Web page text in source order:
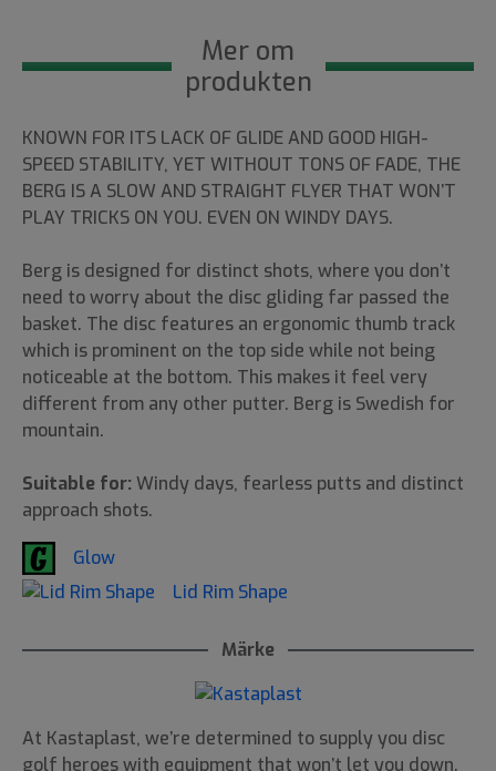
Mer om
produkten
KNOWN FOR ITS LACK OF GLIDE AND GOOD HIGH-
SPEED STABILITY, YET WITHOUT TONS OF FADE, THE
BERG IS A SLOW AND STRAIGHT FLYER THAT WON’T
PLAY TRICKS ON YOU. EVEN ON WINDY DAYS.
Berg is designed for distinct shots, where you don’t
need to worry about the disc gliding far passed the
basket. The disc features an ergonomic thumb track
which is prominent on the top side while not being
noticeable at the bottom. This makes it feel very
different from any other putter. Berg is Swedish for
mountain.
Suitable for:Windy days, fearless putts and distinct
approach shots.
Glow
Lid Rim Shape
Märke
At Kastaplast, we’re determined to supply you disc
golf heroes with equipment that won’t let you down.